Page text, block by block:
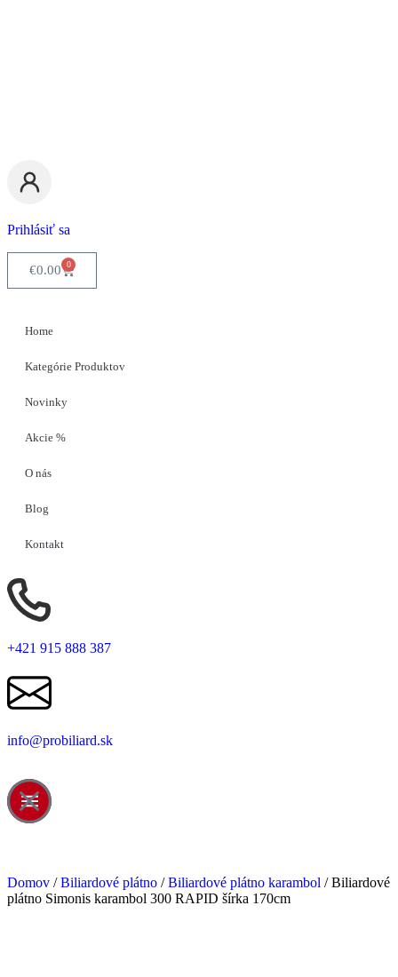
Prihlásiť sa
€0.00 0
Home
Kategórie Produktov
Novinky
Akcie %
O nás
Blog
Kontakt
+421 915 888 387
info@probiliard.sk
Domov /Biliardové plátno /Biliardové plátno karambol / Biliardové
plátno Simonis karambol 300 RAPID šírka 170cm